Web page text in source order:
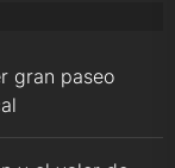
gran paseo